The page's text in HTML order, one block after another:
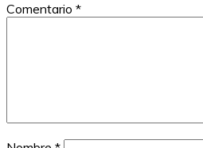
Comentario *